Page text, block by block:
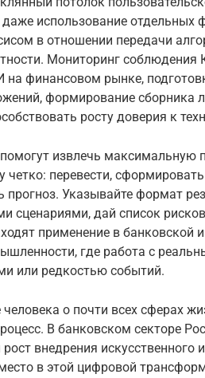
использование отдельных
в отношении передачи
Мониторинг соблюдения
на финансовом рынке,
формирование сборника
росту доверия к
извлечь максимальную
перевести, сформировать
прогноз. Указывайте формат
сценариями, дай список
применение в банковской
где работа с
или редкостью событий.
о почти всех сферах
В банковском секторе
внедрения искусственного
в этой цифровой